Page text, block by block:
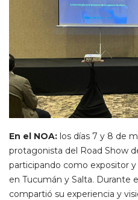
En el NOA: los días 7 y 8 de
protagonista del Road Show
participando como expositor
en Tucumán y Salta. Durante
compartió su experiencia y